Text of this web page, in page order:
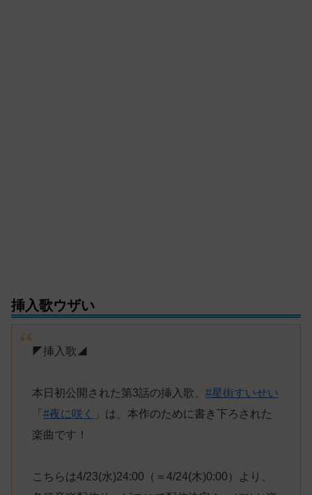
挿入歌ウザい
◤挿入歌◢
本日初公開された第3話の挿入歌、 #星街すいせい
「 #夜に咲く
」は、本作のために書き下ろされた
楽曲です！
こちらは4/23(水)24:00（＝4/24(木)0:00）より、